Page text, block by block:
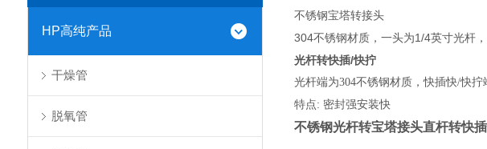
HP高纯产品
干燥管
脱氧管
不锈钢宝塔转接头
304不锈钢材质，一头为1/4英寸光杆
光杆转快插/快拧
光杆端为304不锈钢材质，快插快/快拧
特点: 密封强安装快
不锈钢光杆转宝塔接头直杆转快